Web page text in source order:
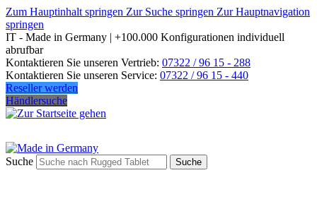
Zum Hauptinhalt springen Zur Suche springen Zur Hauptnavigation
springen
IT - Made in Germany | +100.000 Konfigurationen individuell
abrufbar
Kontaktieren Sie unseren Vertrieb: 07322 / 96 15 - 288
Kontaktieren Sie unseren Service: 07322 / 96 15 - 440
Reseller werden
Händlersuche
Suche Suche